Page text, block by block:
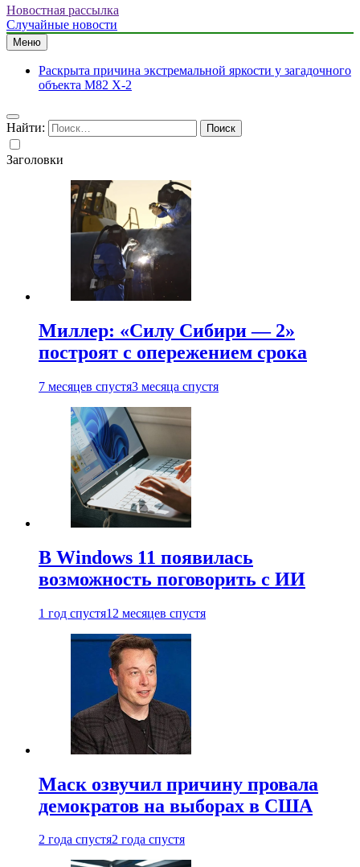
Новостная рассылка
Случайные новости
Меню
Раскрыта причина экстремальной яркости у загадочного
объекта M82 X-2
Найти:
Заголовки
Миллер: «Силу Сибири — 2»
построят с опережением срока
7 месяцев спустя3 месяца спустя
В Windows 11 появилась
возможность поговорить с ИИ
1 год спустя12 месяцев спустя
Маск озвучил причину провала
демократов на выборах в США
2 года спустя2 года спустя